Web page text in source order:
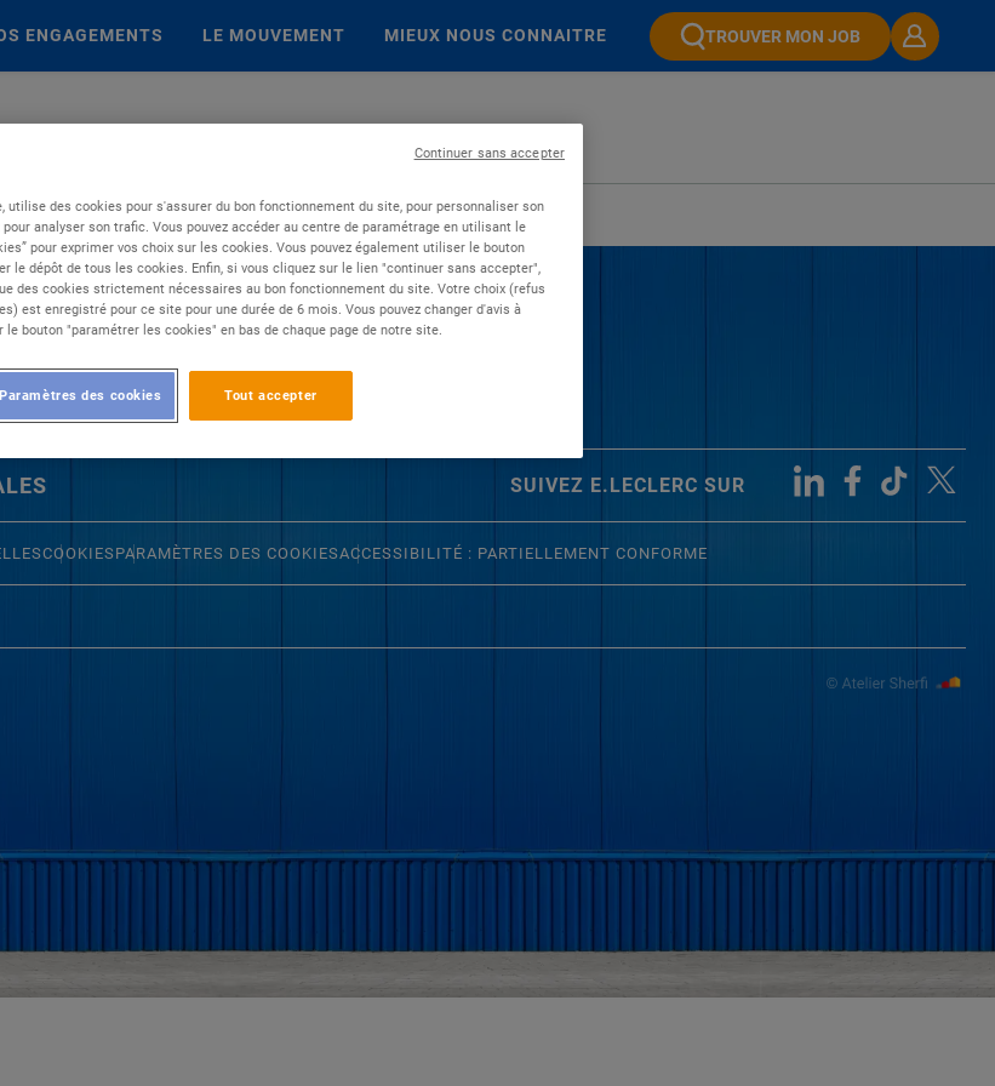
ENGAGEMENTS LE MOUVEMENT MIEUX NOUS CONNAITRE TROUVER MON JOB
SUIVEZ E.LECLERC SUR
COOKIES PARAMÈTRES DES COOKIESACCESSIBILITÉ : PARTIELLEMENT CONFORME
utilise des cookies pour s'assurer du bon fonctionnement du site, pour personnaliser son
analyser son trafic. Vous pouvez accéder au centre de paramétrage en utilisant le
pour exprimer vos choix sur les cookies. Vous pouvez également utiliser le bouton
le dépôt de tous les cookies. Enfin, si vous cliquez sur le lien "continuer sans accepter",
des cookies strictement nécessaires au bon fonctionnement du site. Votre choix (refus
est enregistré pour ce site pour une durée de 6 mois. Vous pouvez changer d'avis à
bouton "paramétrer les cookies" en bas de chaque page de notre site.
Tout accepter
Paramètres des cookies
Continuer sans accepter